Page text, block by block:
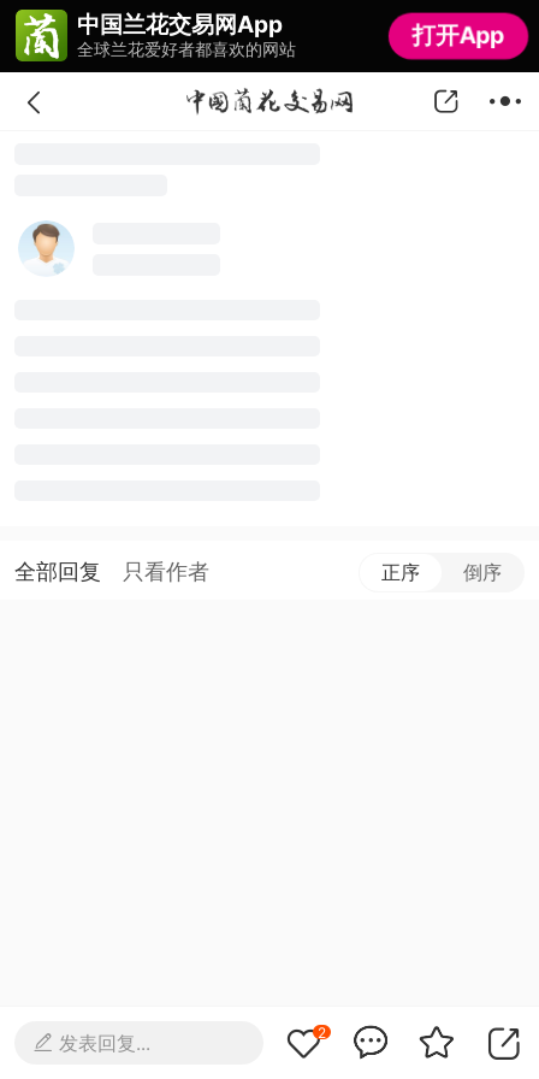
中国兰花交易网App
全球兰花爱好者都喜欢的网站 打开App
中国兰花交易网App
全球兰花爱好者都喜欢的网站 打开App
全部回复 只看作者 正序 倒序
发表回复...
2